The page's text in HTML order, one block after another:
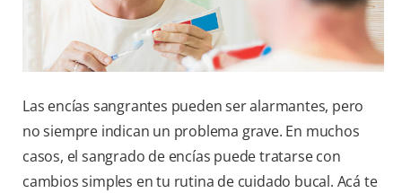
Las encías sangrantes pueden ser alarmantes, pero
no siempre indican un problema grave. En muchos
casos, el sangrado de encías puede tratarse con
cambios simples en tu rutina de cuidado bucal. Acá te